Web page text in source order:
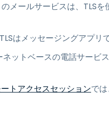
メールサービスは、TLS
TLSはメッセージングアプリ
ネットベースの電話サービ
トアクセスセッションで